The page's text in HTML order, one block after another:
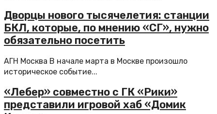
Дворцы нового тысячелетия: станции
БКЛ, которые, по мнению «СГ», нужно
обязательно посетить
АГН Москва В начале марта в Москве произошло
историческое событие...
«Лебер» совместно с ГК «Рики»
представили игровой хаб «Домик